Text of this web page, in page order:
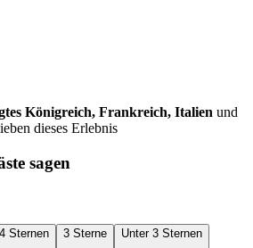
Königreich, Frankreich, Italien und
dieses Erlebnis
sagen
Sternen 3 Sterne Unter 3 Sternen